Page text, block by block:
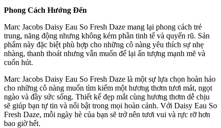
Phong Cách Hướng Đến
Marc Jacobs Daisy Eau So Fresh Daze mang lại phong cách trẻ
trung, năng động nhưng không kém phần tinh tế và quyến rũ. Sản
phẩm này đặc biệt phù hợp cho những cô nàng yêu thích sự nhẹ
nhàng, thanh thoát nhưng vẫn muốn để lại ấn tượng mạnh mẽ và
cuốn hút.
Marc Jacobs Daisy Eau So Fresh Daze là một sự lựa chọn hoàn hảo
cho những cô nàng muốn tìm kiếm một hương thơm tươi mát, ngọt
ngào và đầy sức sống. Thiết kế đẹp mắt cùng hương thơm dễ chịu
sẽ giúp bạn tự tin và nổi bật trong mọi hoàn cảnh. Với Daisy Eau So
Fresh Daze, mỗi ngày hè của bạn sẽ trở nên tươi vui và rực rỡ hơn
bao giờ hết.